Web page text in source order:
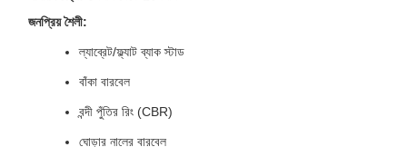
জনপ্রিয় শৈলী:
ল্যাব্রেট/ফ্ল্যাট ব্যাক স্টাড
বাঁকা বারবেল
বন্দী পুঁতির রিং (CBR)
ঘোড়ার নালের বারবেল